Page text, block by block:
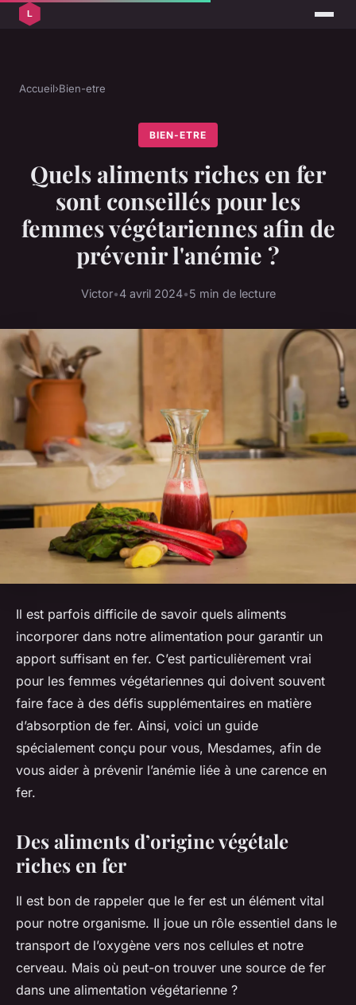
Accueil›Bien-etre
BIEN-ETRE
Quels aliments riches en fer
sont conseillés pour les
femmes végétariennes afin de
prévenir l'anémie ?
Victor•4 avril 2024•5 min de lecture
Il est parfois difficile de savoir quels aliments
incorporer dans notre alimentation pour garantir un
apport suffisant en fer. C’est particulièrement vrai
pour les femmes végétariennes qui doivent souvent
faire face à des défis supplémentaires en matière
d’absorption de fer. Ainsi, voici un guide
spécialement conçu pour vous, Mesdames, afin de
vous aider à prévenir l’anémie liée à une carence en
fer.
Des aliments d’origine végétale
riches en fer
Il est bon de rappeler que le fer est un élément vital
pour notre organisme. Il joue un rôle essentiel dans le
transport de l’oxygène vers nos cellules et notre
cerveau. Mais où peut-on trouver une source de fer
dans une alimentation végétarienne ?